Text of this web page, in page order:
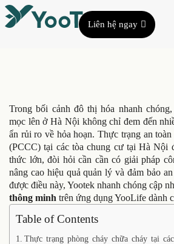
Liên hệ ngay
Trong bối cảnh đô thị hóa nhanh
mọc lên ở Hà Nội không chỉ đem đến
ẩn rủi ro về hỏa hoạn. Thực trạng an
(PCCC) tại các tòa chung cư tại Hà Nội
thức lớn, đòi hỏi cần cần có giải pháp
nâng cao hiệu quả quản lý và đảm bảo
được điều này, Yootek nhanh chóng cập
thông minh trên ứng dụng YooLife dành
Table of Contents
Thực trạng phòng cháy chữa cháy tại